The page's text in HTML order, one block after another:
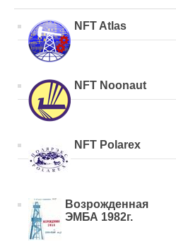
NFT Atlas
NFT Noonaut
NFT Polarex
Возрожденная
ЭМБА 1982г.